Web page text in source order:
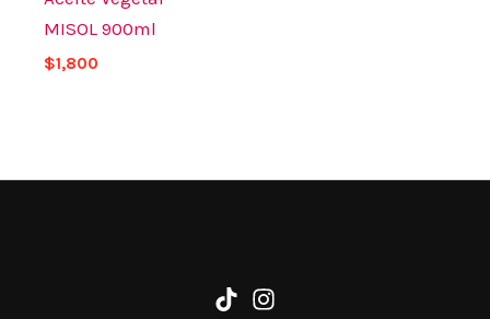
MISOL 900ml
$1,800